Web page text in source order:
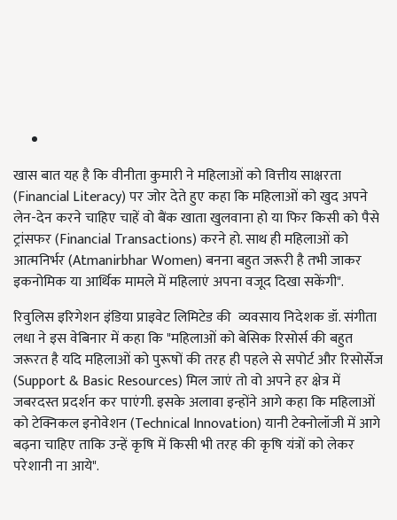
खास बात यह है कि वीनीता कुमारी ने महिलाओं को वित्तीय साक्षरता
(Financial Literacy) पर जोर देते हुए कहा कि महिलाओं को खुद अपने
लेन-देन करने चाहिए चाहें वो बैंक खाता खुलवाना हो या फिर किसी को पैसे
ट्रांसफर (Financial Transactions) करने हो. साथ ही महिलाओं को
आत्मनिर्भर (Atmanirbhar Women) बनना बहुत जरूरी है तभी जाकर
इकनोमिक या आर्थिक मामले में महिलाएं अपना वजूद दिखा सकेंगी".
रिवुलिस इरिगेशन इंडिया प्राइवेट लिमिटेड की व्यवसाय निदेशक डॉ. संगीता
लधा ने इस वेबिनार में कहा कि "महिलाओं को बेसिक रिसोर्स की बहुत
जरूरत है यदि महिलाओं को पुरूषों की तरह ही पहले से सपोर्ट और रिसोर्सेज
(Support & Basic Resources) मिल जाएं तो वो अपने हर क्षेत्र में
जबरदस्त प्रदर्शन कर पाएंगी. इसके अलावा इन्होंने आगे कहा कि महिलाओं
को टेक्निकल इनोवेशन (Technical Innovation) यानी टेक्नोलॉजी में आगे
बढ़ना चाहिए ताकि उन्हें कृषि में किसी भी तरह की कृषि यंत्रों को लेकर
परेशानी ना आये".